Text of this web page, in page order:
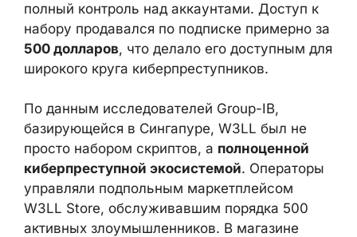
получали полный контроль над
аккаунтами. Доступ к набору продавался
по подписке примерно за500 долларов,
что делало его доступным для широкого
По данным исследователей Group-IB,
базирующейся в Сингапуре, W3LL был не
просто набором скриптов, аполноценной
киберпреступной экосистемой.
Операторы управляли подпольным
маркетплейсом W3LL Store,